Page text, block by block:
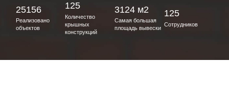
25156
Реализовано
объектов
125
Количество
крышных
конструкций
3124 м2
Самая большая
площадь вывески
125
Сотрудников